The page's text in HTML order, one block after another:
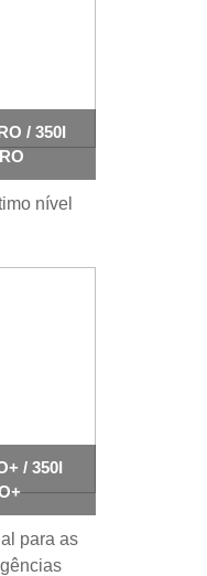
/ 350I
nível
/ 350I
para as